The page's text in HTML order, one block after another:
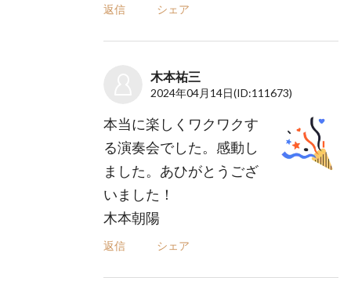
返信 シェア
木本祐三
2024年04月14日(ID:111673)
本当に楽しくワクワクす
る演奏会でした。感動し
ました。あひがとうござ
いました！
木本朝陽
返信 シェア